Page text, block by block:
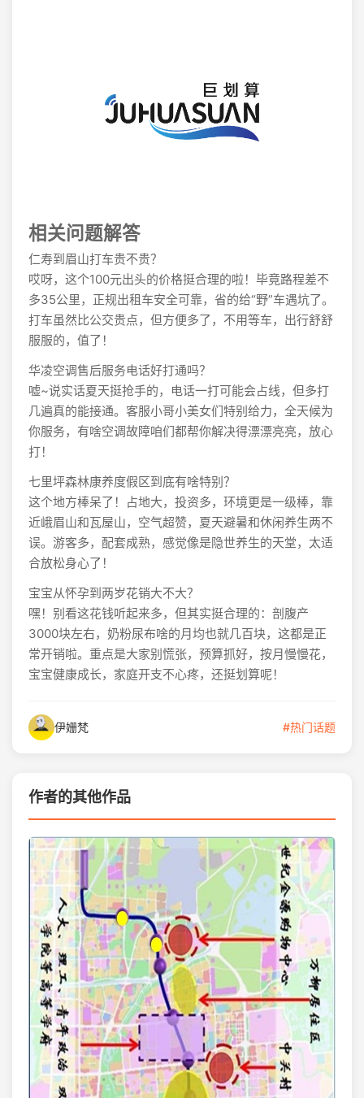
相关问题解答
仁寿到眉山打车贵不贵？
哎呀，这个100元出头的价格挺合理的啦！毕竟路程差不
多35公里，正规出租车安全可靠，省的给“野”车遇坑了。
打车虽然比公交贵点，但方便多了，不用等车，出行舒舒
服服的，值了！
华凌空调售后服务电话好打通吗？
嘘~说实话夏天挺抢手的，电话一打可能会占线，但多打
几遍真的能接通。客服小哥小美女们特别给力，全天候为
你服务，有啥空调故障咱们都帮你解决得漂漂亮亮，放心
打！
七里坪森林康养度假区到底有啥特别？
这个地方棒呆了！占地大，投资多，环境更是一级棒，靠
近峨眉山和瓦屋山，空气超赞，夏天避暑和休闲养生两不
误。游客多，配套成熟，感觉像是隐世养生的天堂，太适
合放松身心了！
宝宝从怀孕到两岁花销大不大？
嘿！别看这花钱听起来多，但其实挺合理的：剖腹产
3000块左右，奶粉尿布啥的月均也就几百块，这都是正
常开销啦。重点是大家别慌张，预算抓好，按月慢慢花，
宝宝健康成长，家庭开支不心疼，还挺划算呢！
伊姗梵 #热门话题
作者的其他作品